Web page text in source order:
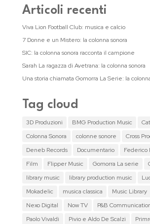
Articoli recenti
Viva Lion Football Club: musica e calcio
7 Donne e un Mistero: la colonna sonora
SIC: la colonna sonora racconta il campione
Sarah La ragazza di Avetrana: la colonna sonora
Una storia chiamata Gomorra La Serie: la
Tag cloud
3D Produzioni BMG Production Music
Colonna Sonora
colonne sonore
Cross
Deneb Records
Documentario
Federico
Film
Flipper Music Gomorra La serie
library music
library production music
Mokadelic
musica classica Music Library
Nexo Digital
Now TV P&B
Paolo Vivaldi
Pivio e Aldo De Scalzi